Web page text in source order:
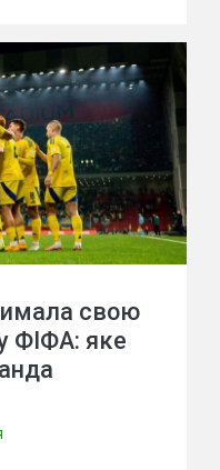
свою
ФІФА: яке